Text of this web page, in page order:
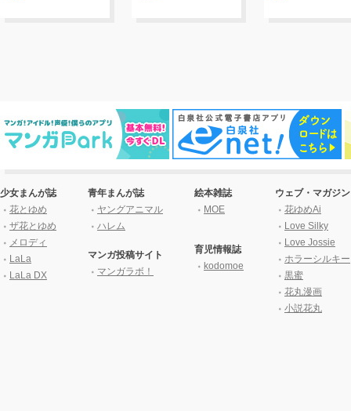
少女まんが誌
花とゆめ
ザ花とゆめ
メロディ
LaLa
LaLa DX
青年まんが誌
ヤングアニマル
ハレム
マンガ投稿サイト
マンガラボ！
絵本雑誌
MOE
育児情報誌
kodomoe
ウェブ・マガジン
花ゆめAi
Love Silky
Love Jossie
ホラーシルキー
黒蜜
花丸漫画
小説花丸